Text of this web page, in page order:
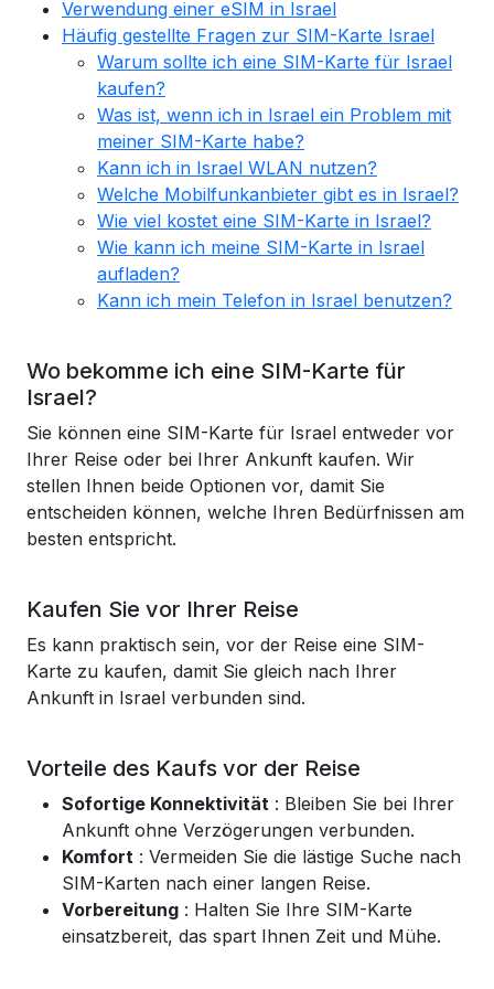
Verwendung einer eSIM in Israel
Häufig gestellte Fragen zur SIM-Karte Israel
Warum sollte ich eine SIM-Karte für Israel
kaufen?
Was ist, wenn ich in Israel ein Problem mit
meiner SIM-Karte habe?
Kann ich in Israel WLAN nutzen?
Welche Mobilfunkanbieter gibt es in Israel?
Wie viel kostet eine SIM-Karte in Israel?
Wie kann ich meine SIM-Karte in Israel
aufladen?
Kann ich mein Telefon in Israel benutzen?
Wo bekomme ich eine SIM-Karte für
Israel?
Sie können eine SIM-Karte für Israel entweder vor
Ihrer Reise oder bei Ihrer Ankunft kaufen. Wir
stellen Ihnen beide Optionen vor, damit Sie
entscheiden können, welche Ihren Bedürfnissen am
besten entspricht.
Kaufen Sie vor Ihrer Reise
Es kann praktisch sein, vor der Reise eine SIM-
Karte zu kaufen, damit Sie gleich nach Ihrer
Ankunft in Israel verbunden sind.
Vorteile des Kaufs vor der Reise
Sofortige Konnektivität : Bleiben Sie bei Ihrer
Ankunft ohne Verzögerungen verbunden.
Komfort : Vermeiden Sie die lästige Suche nach
SIM-Karten nach einer langen Reise.
Vorbereitung : Halten Sie Ihre SIM-Karte
einsatzbereit, das spart Ihnen Zeit und Mühe.